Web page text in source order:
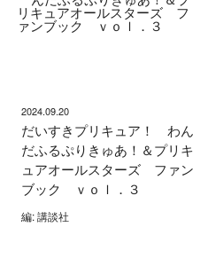
2024.09.20
だいすきプリキュア！ わん
だふるぷりきゅあ！＆プリキ
ュアオールスターズ ファン
ブック ｖｏｌ．３
編: 講談社